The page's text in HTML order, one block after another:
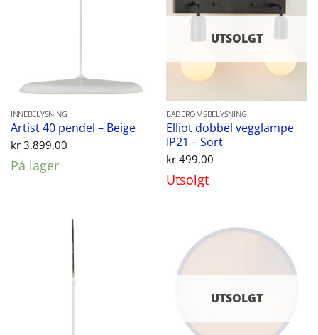
INNEBELYSNING
Artist 40 pendel – Beige
kr3.899,00
På lager
UTSOLGT
BADEROMSBELYSNING
Elliot dobbel vegglampe
IP21 – Sort
kr499,00
Utsolgt
UTSOLGT